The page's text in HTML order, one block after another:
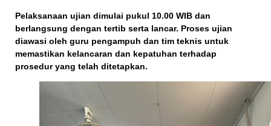
Pelaksanaan ujian dimulai pukul 10.00 WIB dan
berlangsung dengan tertib serta lancar. Proses ujian
diawasi oleh guru pengampuh dan tim teknis untuk
memastikan kelancaran dan kepatuhan terhadap
prosedur yang telah ditetapkan.